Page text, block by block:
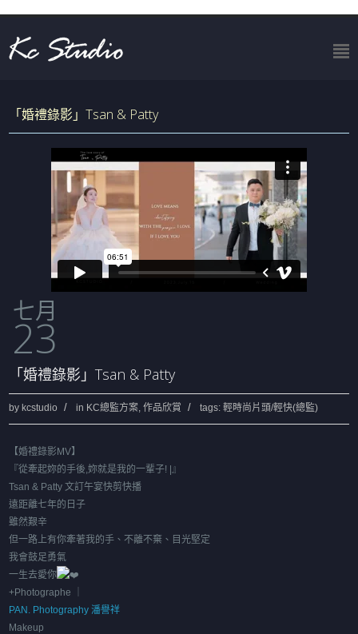
「婚禮錄影」Tsan & Patty
七月
23
「婚禮錄影」Tsan & Patty
by kcstudio in KC總監方案,作品欣賞 tags:輕時尚片頭/輕快(總監)
【婚禮錄影MV】
『從牽起妳的手後,妳就是我的一輩子! |』
Tsan & Patty 文訂午宴快剪快播
遠距離七年的日子
雖然艱辛
但一路上有你牽著我的手、不離不棄、目光堅定
我會鼓足勇氣
一生去愛你
+Photographe ｜
PAN. Photography 潘譽祥
Makeup